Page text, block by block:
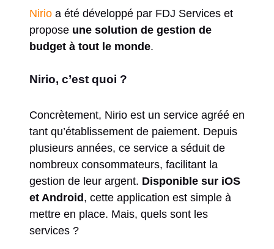
Nirio a été développé par FDJ Services et
propose une solution de gestion de
budget à tout le monde.
Nirio, c’est quoi ?
Concrètement, Nirio est un service agréé en
tant qu’établissement de paiement. Depuis
plusieurs années, ce service a séduit de
nombreux consommateurs, facilitant la
gestion de leur argent. Disponible sur iOS
et Android, cette application est simple à
mettre en place. Mais, quels sont les
services ?